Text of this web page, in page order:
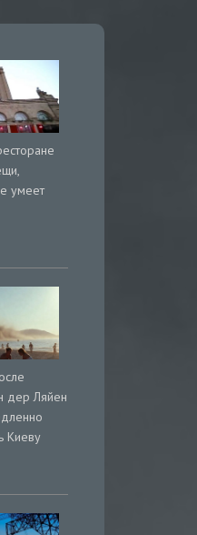
умеет
дер Ляйен
Киеву